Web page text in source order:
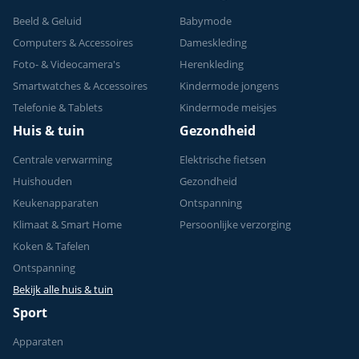
Beeld & Geluid
Computers & Accessoires
Foto- & Videocamera's
Smartwatches & Accessoires
Telefonie & Tablets
Babymode
Dameskleding
Herenkleding
Kindermode jongens
Kindermode meisjes
Huis & tuin
Centrale verwarming
Huishouden
Keukenapparaten
Klimaat & Smart Home
Koken & Tafelen
Ontspanning
Bekijk alle huis & tuin
Gezondheid
Elektrische fietsen
Gezondheid
Ontspanning
Persoonlijke verzorging
Sport
Apparaten